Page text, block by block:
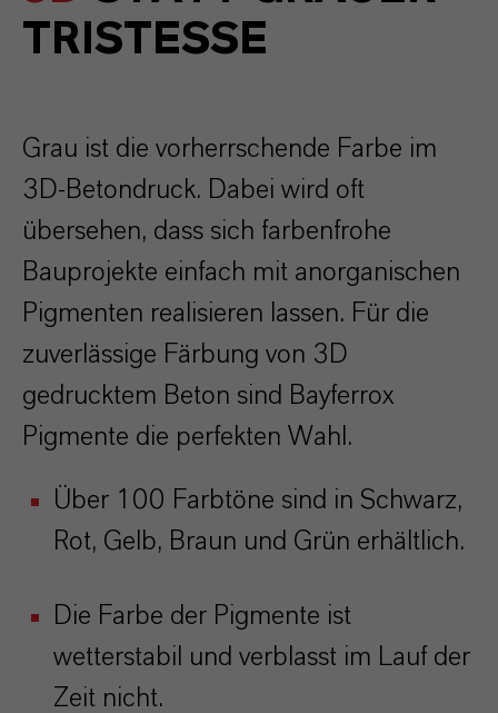
TRISTESSE
Grau ist die vorherrschende Farbe im
3D-Betondruck. Dabei wird oft
übersehen, dass sich farbenfrohe
Bauprojekte einfach mit anorganischen
Pigmenten realisieren lassen. Für die
zuverlässige Färbung von 3D
gedrucktem Beton sind Bayferrox
Pigmente die perfekten Wahl.
Über 100 Farbtöne sind in Schwarz,
Rot, Gelb, Braun und Grün erhältlich.
Die Farbe der Pigmente ist
wetterstabil und verblasst im Lauf der
Zeit nicht.